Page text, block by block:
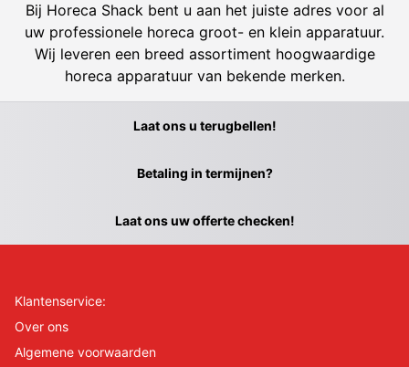
Bij Horeca Shack bent u aan het juiste adres voor al
uw professionele horeca groot- en klein apparatuur.
Wij leveren een breed assortiment hoogwaardige
horeca apparatuur van bekende merken.
Laat ons u terugbellen!
Betaling in termijnen?
Laat ons uw offerte checken!
Klantenservice:
Over ons
Algemene voorwaarden